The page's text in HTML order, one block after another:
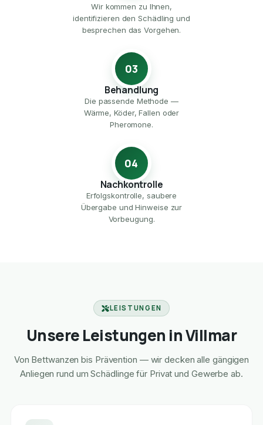
Wir kommen zu Ihnen,
identifizieren den Schädling und
besprechen das Vorgehen.
03
Behandlung
Die passende Methode —
Wärme, Köder, Fallen oder
Pheromone.
04
Nachkontrolle
Erfolgskontrolle, saubere
Übergabe und Hinweise zur
Vorbeugung.
LEISTUNGEN
Unsere Leistungen in Villmar
Von Bettwanzen bis Prävention — wir decken alle gängigen
Anliegen rund um Schädlinge für Privat und Gewerbe ab.